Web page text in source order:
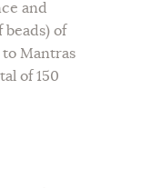
and
beads) of
Mantras
of 150